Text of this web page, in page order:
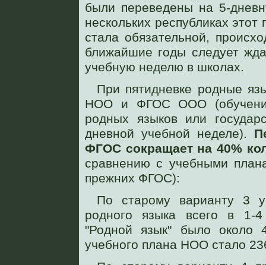
были переведены на 5-
нескольких республиках
стала обязательной,
ближайшие годы следует
учебную неделю в школах.
При пятидневке родные
НОО и ФГОС ООО
родных языков или
дневной учебной неделе).
ФГОС сокращает на 40%
сравнению с учебными
прежних ФГОС):
По старому варианту 3
родного языка всего в 1-
"Родной язык" было около
учебного плана НОО стало